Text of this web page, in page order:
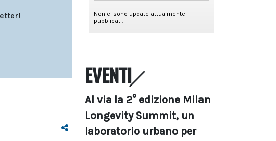
EVENTI
Al via la 2° edizione Milan
Longevity Summit, un
laboratorio urbano per